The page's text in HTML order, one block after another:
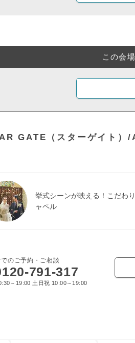
この会
GATE（スターゲイト）/
挙式シーンが映える！こだわ
ャペル
のご予約・ご相談
791-317
～19:00 土日祝 10:00～19:00